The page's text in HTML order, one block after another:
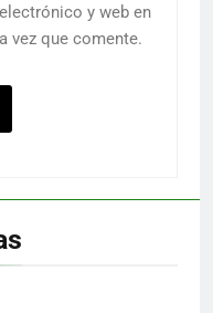
y web en
vez que comente.